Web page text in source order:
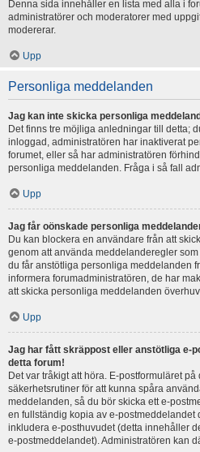
Denna sida innehåller en lista med alla i
administratörer och moderatorer med
modererar.
Upp
Personliga meddelanden
Jag kan inte skicka personliga
Det finns tre möjliga anledningar till detta;
inloggad, administratören har inaktiverat
forumet, eller så har administratören
personliga meddelanden. Fråga i så fall
Upp
Jag får oönskade personliga
Du kan blockera en användare från att
genom att använda meddelanderegler
du får anstötliga personliga meddelanden
informera forumadministratören, de har
att skicka personliga meddelanden
Upp
Jag har fått skräppost eller anstötliga e-
detta forum!
Det var tråkigt att höra. E-postformuläret
säkerhetsrutiner för att kunna spåra
meddelanden, så du bör skicka ett e-
en fullständig kopia av e-postmeddelandet
inkludera e-posthuvudet (detta innehåller
e-postmeddelandet). Administratören kan